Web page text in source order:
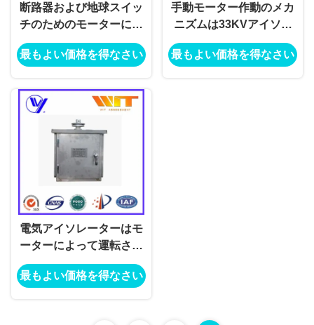
断路器および地球スイッ
チのためのモーターによ
って運転される作動させ
たメカニズム
最もよい価格を得なさい
手動モーター作動のメカ
ニズムは33KVアイソレ
ーターを切るスイッチを
囲む
最もよい価格を得なさい
電気アイソレーターはモ
ーターによって運転され
る作動のメカニズム箱を
タイプする
最もよい価格を得なさい